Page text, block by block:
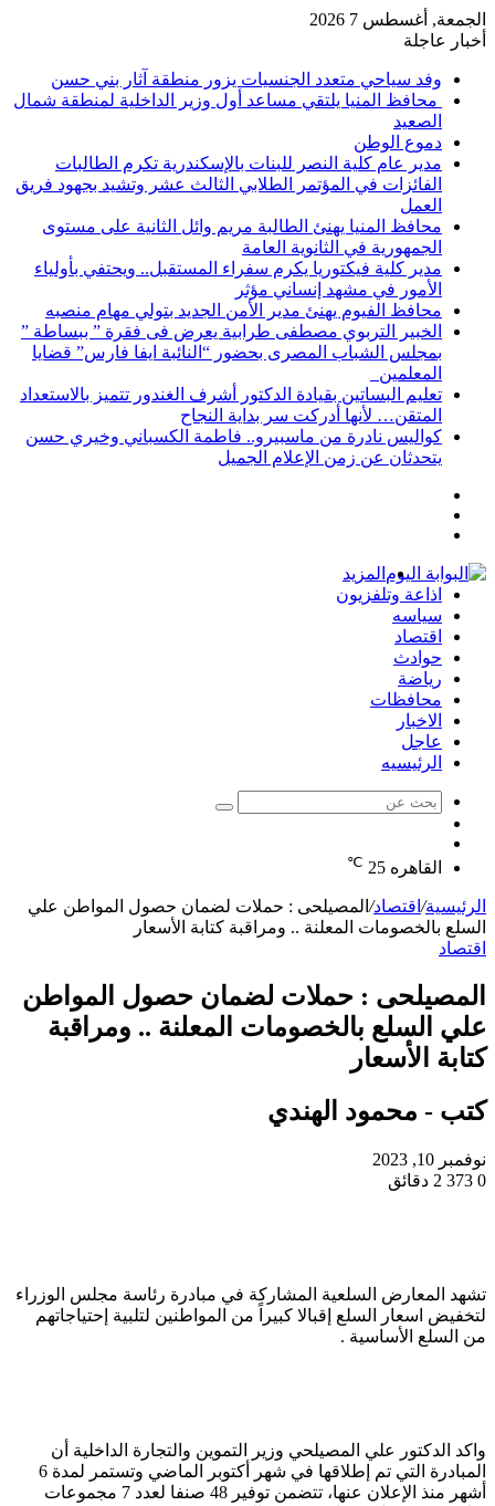
الجمعة, أغسطس 7 2026
أخبار عاجلة
وفد سياحي متعدد الجنسيات يزور منطقة آثار بني حسن
محافظ المنيا يلتقي مساعد أول وزير الداخلية لمنطقة شمال
الصعيد
دموع الوطن
مدير عام كلية النصر للبنات بالإسكندرية تكرم الطالبات
الفائزات في المؤتمر الطلابي الثالث عشر وتشيد بجهود فريق
العمل
محافظ المنيا يهنئ الطالبة مريم وائل الثانية على مستوى
الجمهورية في الثانوية العامة
مدير كلية فيكتوريا يكرم سفراء المستقبل.. ويحتفي بأولياء
الأمور في مشهد إنساني مؤثر
محافظ الفيوم يهنئ مدير الأمن الجديد بتولي مهام منصبه
الخبير التربوي مصطفى طرابية يعرض فى فقرة ” ببساطة ”
بمجلس الشباب المصرى بحضور “النائبة ايفا فارس” قضايا
المعلمين
تعليم البساتين بقيادة الدكتور أشرف الغندور تتميز بالاستعداد
المتقن… لأنها أدركت سر بداية النجاح
كواليس نادرة من ماسبيرو.. فاطمة الكسباني وخيري حسن
يتحدثان عن زمن الإعلام الجميل
المزيد
اذاعة وتلفزيون
سياسه
اقتصاد
حوادث
رياضة
محافظات
الاخبار
عاجل
الرئيسيه
بحث
عشوائي
القاهره 25
℃
الرئيسية/ اقتصاد/ المصيلحى : حملات لضمان حصول المواطن علي
السلع بالخصومات المعلنة .. ومراقبة كتابة الأسعار
اقتصاد
المصيلحى : حملات لضمان حصول المواطن
علي السلع بالخصومات المعلنة .. ومراقبة
كتابة الأسعار
كتب - محمود الهندي
نوفمبر 10, 2023
0
2 دقائق
تشهد المعارض السلعية المشاركة في مبادرة رئاسة مجلس الوزراء
لتخفيض اسعار السلع إقبالا كبيراً من المواطنين لتلبية إحتياجاتهم
من السلع الأساسية .
واكد الدكتور علي المصيلحي وزير التموين والتجارة الداخلية أن
المبادرة التي تم إطلاقها في شهر أكتوبر الماضي وتستمر لمدة 6
أشهر منذ الإعلان عنها، تتضمن توفير 48 صنفا لعدد 7 مجموعات